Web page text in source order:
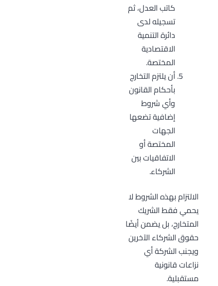
كاتب العدل، ثم
تسجيله لدى
دائرة التنمية
الاقتصادية
المختصة.
أن يلتزم التخارج
بأحكام القانون
وأي شروط
إضافية تضعها
الجهات
المختصة أو
الاتفاقيات بين
الشركاء.
الالتزام بهذه الشروط لا
يحمي فقط الشريك
المتخارج، بل يضمن أيضًا
حقوق الشركاء الآخرين
ويجنب الشركة أي
نزاعات قانونية
مستقبلية.